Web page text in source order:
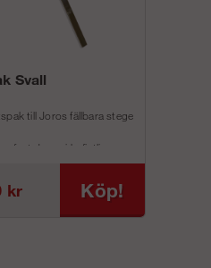
Svall
till Joros fällbara stege
fast denna i befintliga
kr Köp!